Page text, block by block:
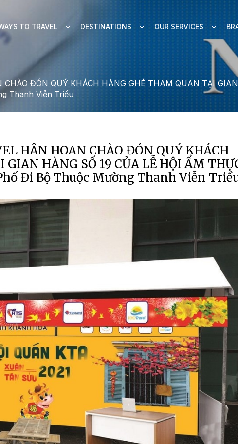
TO TRAVEL DESTINATIONS OUR SERVICES
ĐÓN QUÝ KHÁCH HÀNG GHÉ THAM QUAN TẠI
Thanh Viễn Triều
HÂN HOAN CHÀO ĐÓN QUÝ KHÁCH
HÀNG SỐ 19 CỦA LỄ HỘI ẨM
Đi Bộ Thuộc Mường Thanh Viễn